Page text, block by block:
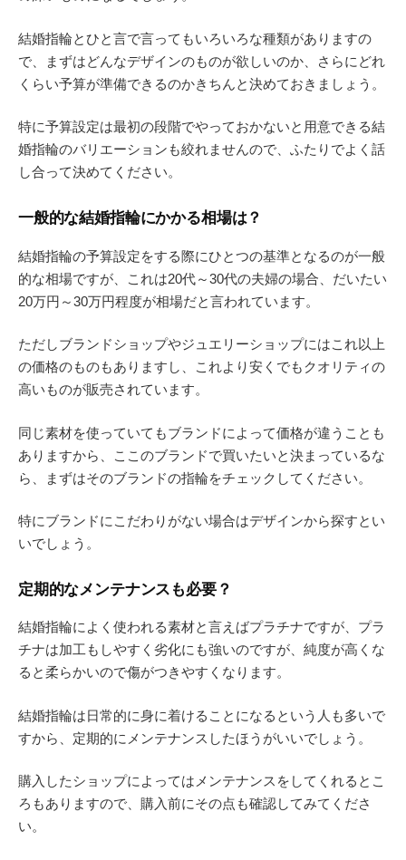
結婚指輪とひと言で言ってもいろいろな種類がありますの
で、まずはどんなデザインのものが欲しいのか、さらにどれ
くらい予算が準備できるのかきちんと決めておきましょう。
特に予算設定は最初の段階でやっておかないと用意できる結
婚指輪のバリエーションも絞れませんので、ふたりでよく話
し合って決めてください。
一般的な結婚指輪にかかる相場は？
結婚指輪の予算設定をする際にひとつの基準となるのが一般
的な相場ですが、これは20代～30代の夫婦の場合、だいたい
20万円～30万円程度が相場だと言われています。
ただしブランドショップやジュエリーショップにはこれ以上
の価格のものもありますし、これより安くでもクオリティの
高いものが販売されています。
同じ素材を使っていてもブランドによって価格が違うことも
ありますから、ここのブランドで買いたいと決まっているな
ら、まずはそのブランドの指輪をチェックしてください。
特にブランドにこだわりがない場合はデザインから探すとい
いでしょう。
定期的なメンテナンスも必要？
結婚指輪によく使われる素材と言えばプラチナですが、プラ
チナは加工もしやすく劣化にも強いのですが、純度が高くな
ると柔らかいので傷がつきやすくなります。
結婚指輪は日常的に身に着けることになるという人も多いで
すから、定期的にメンテナンスしたほうがいいでしょう。
購入したショップによってはメンテナンスをしてくれるとこ
ろもありますので、購入前にその点も確認してみてくださ
い。